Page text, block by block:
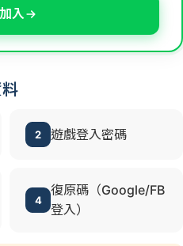
入
2 遊戲登入密碼
4
復原碼（Google/FB
登入）